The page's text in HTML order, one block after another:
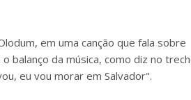
em uma canção que fala sobre
balanço da música, como diz no
eu vou morar em Salvador".